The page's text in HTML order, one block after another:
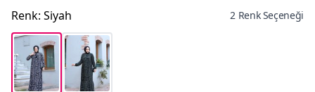
Renk: Siyah 2 Renk Seçeneği